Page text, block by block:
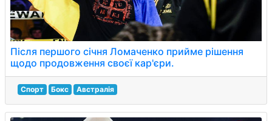
Після першого січня Ломаченко прийме рішення
щодо продовження своєї кар'єри.
Спорт Бокс Австралія